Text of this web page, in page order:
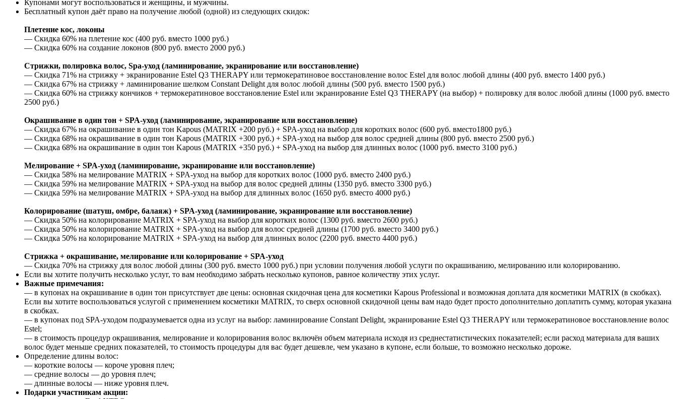
Купонами могут воспользоваться и женщины, и мужчины.
Бесплатный купон даёт право на получение любой (одной) из следующих скидок:
Плетение кос, локоны
— Скидка 60% на плетение кос (400 руб. вместо 1000 руб.)
— Скидка 60% на создание локонов (800 руб. вместо 2000 руб.)
Стрижки, полировка волос, Spa-уход (ламинирование, экранирование или восстановление)
— Скидка 71% на стрижку + экранирование Estel Q3 THERAPY или термокератиновое восстановление волос Estel для волос любой длины (400 руб. вместо 1400 руб.)
— Скидка 67% на стрижку + ламинирование шелком Constant Delight для волос любой длины (500 руб. вместо 1500 руб.)
— Скидка 60% на стрижку кончиков + термокератиновое восстановление Estel или экранирование Estel Q3 THERAPY (на выбор) + полировку для волос любой длины (1000 руб. вместо
2500 руб.)
Окрашивание в один тон + SPA-уход (ламинирование, экранирование или восстановление)
— Скидка 67% на окрашивание в один тон Kapous (MATRIX +200 руб.) + SPA-уход на выбор для коротких волос (600 руб. вместо1800 руб.)
— Скидка 68% на окрашивание в один тон Kapous (MATRIX +300 руб.) + SPA-уход на выбор для волос средней длины (800 руб. вместо 2500 руб.)
— Скидка 68% на окрашивание в один тон Kapous (MATRIX +350 руб.) + SPA-уход на выбор для длинных волос (1000 руб. вместо 3100 руб.)
Мелирование + SPA-уход (ламинирование, экранирование или восстановление)
— Скидка 58% на мелирование MATRIX + SPA-уход на выбор для коротких волос (1000 руб. вместо 2400 руб.)
— Скидка 59% на мелирование MATRIX + SPA-уход на выбор для волос средней длины (1350 руб. вместо 3300 руб.)
— Скидка 59% на мелирование MATRIX + SPA-уход на выбор для длинных волос (1650 руб. вместо 4000 руб.)
Колорирование (шатуш, омбре, балаяж) + SPA-уход (ламинирование, экранирование или восстановление)
— Скидка 50% на колорирование MATRIX + SPA-уход на выбор для коротких волос (1300 руб. вместо 2600 руб.)
— Скидка 50% на колорирование MATRIX + SPA-уход на выбор для волос средней длины (1700 руб. вместо 3400 руб.)
— Скидка 50% на колорирование MATRIX + SPA-уход на выбор для длинных волос (2200 руб. вместо 4400 руб.)
Стрижка + окрашивание, мелирование или колорирование + SPA-уход
— Скидка 70% на стрижку для волос любой длины (300 руб. вместо 1000 руб.) при условии получения любой услуги по окрашиванию, мелированию или колорированию.
Если вы хотите получить несколько услуг, то вам необходимо забрать несколько купонов, равное количеству этих услуг.
Важные примечания:
— в купонах на окрашивание в один тон присутствует две цены: основная скидочная цена для косметики Kapous Professional и возможная доплата для косметики MATRIX (в скобках).
Если вы хотите воспользоваться услугой с применением косметики MATRIX, то сверх основной скидочной цены вам надо будет просто дополнительно доплатить сумму, которая указана
в скобках.
— в купонах под SPA-уходом подразумевается одна из услуг на выбор: ламинирование Constant Delight, экранирование Estel Q3 THERAPY или термокератиновое восстановление волос
Estel;
— в стоимость процедур окрашивания, мелирование и колорирования волос включён объем материала исходя из среднестатистических показателей; если расход материала для ваших
волос будет меньше средних показателей, то стоимость процедуры для вас будет дешевле, чем указано в купоне, если больше, то возможно несколько дороже.
Определение длины волос:
— короткие волосы — короче уровня плеч;
— средние волосы — до уровня плеч;
— длинные волосы — ниже уровня плеч.
Подарки участникам акции: